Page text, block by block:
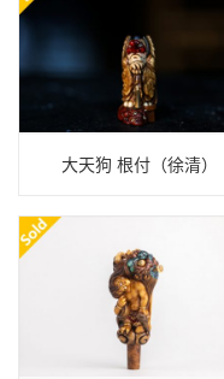
大天狗 根付（徐清）